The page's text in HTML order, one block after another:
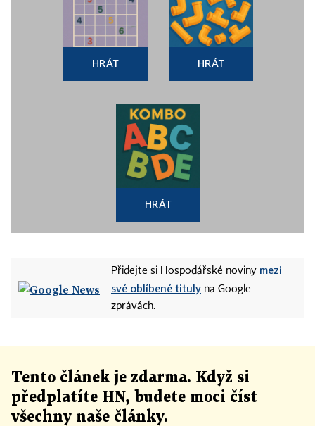
HRÁT HRÁT
HRÁT
Přidejte si Hospodářské noviny mezi
své oblíbené tituly na Google
zprávách.
Tento článek je zdarma. Když si
předplatíte HN, budete moci číst
všechny naše články.